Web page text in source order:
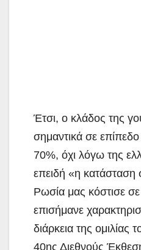
Έτσι, ο κλάδος της
σημαντικά σε
70%, όχι λόγω της
επειδή «η κατάσταση
Ρωσία μας κόστισε
επισήμανε
διάρκεια της ομιλίας
40ης Διεθνούς